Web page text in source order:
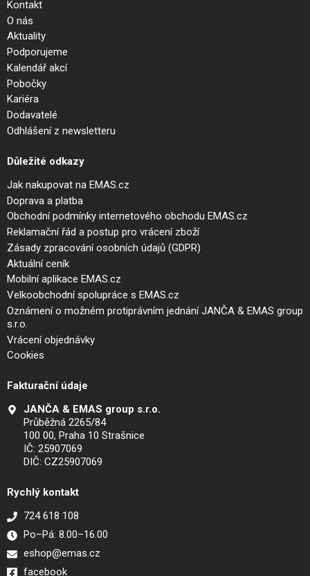
Kontakt
O nás
Aktuality
Podporujeme
Kalendář akcí
Pobočky
Kariéra
Dodavatelé
Odhlášení z newsletteru
Důležité odkazy
Jak nakupovat na EMAS.cz
Doprava a platba
Obchodní podmínky internetového obchodu EMAS.cz
Reklamační řád a postup pro vrácení zboží
Zásady zpracování osobních údajů (GDPR)
Aktuální ceník
Mobilní aplikace EMAS.cz
Velkoobchodní spolupráce s EMAS.cz
Oznámení o možném protiprávním jednání JANČA & EMAS group
s.r.o.
Vrácení objednávky
Cookies
Fakturační údaje
JANČA & EMAS group s.r.o.
Průběžná 2265/84
100 00, Praha 10 Strašnice
IČ: 25907069
DIČ: CZ25907069
Rychlý kontakt
724 618 108
Po–Pá: 8.00–16.00
eshop@emas.cz
facebook